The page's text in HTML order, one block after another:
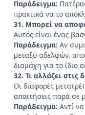
Παράδειγμα:
πρακτικά να το
31. Μπορεί να
Αυτός είναι ένας
Παράδειγμα: Αν
μεταξύ αδελφών,
διαμάχη για το ίδιο
32. Τι αλλάζει στις
Οι διαφορές
απαιτήσεις παρά σε
Παράδειγμα: Αντί